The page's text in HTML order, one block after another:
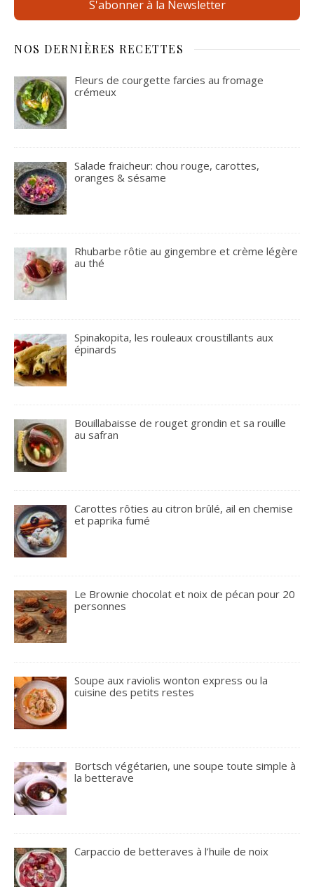
S'abonner à la Newsletter
NOS DERNIÈRES RECETTES
Fleurs de courgette farcies au fromage
crémeux
Salade fraicheur: chou rouge, carottes,
oranges & sésame
Rhubarbe rôtie au gingembre et crème légère
au thé
Spinakopita, les rouleaux croustillants aux
épinards
Bouillabaisse de rouget grondin et sa rouille
au safran
Carottes rôties au citron brûlé, ail en chemise
et paprika fumé
Le Brownie chocolat et noix de pécan pour 20
personnes
Soupe aux raviolis wonton express ou la
cuisine des petits restes
Bortsch végétarien, une soupe toute simple à
la betterave
Carpaccio de betteraves à l’huile de noix